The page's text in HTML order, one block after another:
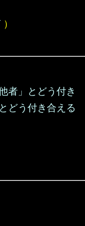
）
者」とどう付き
どう付き合える